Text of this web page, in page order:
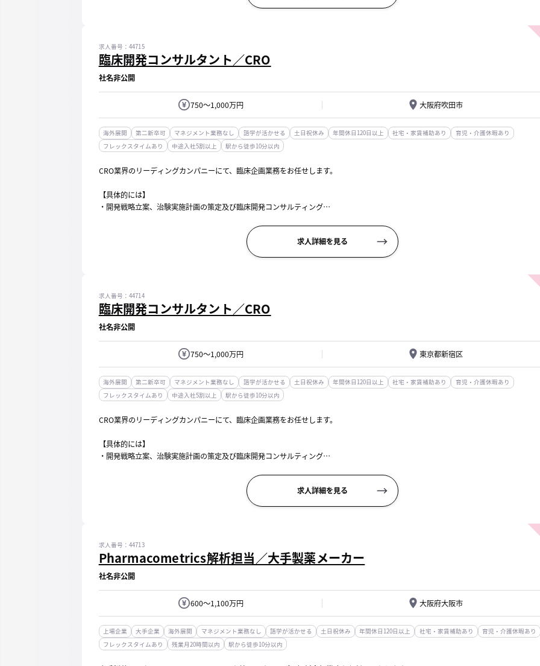
・フレックスタイム制（コアタイム/11：00～14：00）、もしくはみなし労働時間...
臨床開発コンサルタント／CRO
求人番号：44715
社名非公開
大阪府吹田市
750～1,000万円
海外展開 第二新卒可 マネジメント業務なし 語学が活かせる 土日祝休み 年間休日120日以上 社宅・家賃補助あり
育児・介護休暇あり
フレックスタイムあり
中途入社5割以上 駅から徒歩10分以内
CRO業界のリーディングカンパニーにて、臨床企画業務をお任せします。
【具体的には】
・開発戦略立案、治験実施計画の策定及び臨床開発コンサルティング
・フレックスタイム制（コアタイム/11：00～14：00）、もしくはみなし労働時間...
求人詳細を見る
臨床開発コンサルタント／CRO
求人番号：44714
社名非公開
東京都新宿区
750～1,000万円
海外展開 第二新卒可 マネジメント業務なし 語学が活かせる 土日祝休み 年間休日120日以上 社宅・家賃補助あり
育児・介護休暇あり
フレックスタイムあり
中途入社5割以上 駅から徒歩10分以内
CRO業界のリーディングカンパニーにて、臨床企画業務をお任せします。
【具体的には】
・開発戦略立案、治験実施計画の策定及び臨床開発コンサルティング
・フレックスタイム制（コアタイム/11：00～14：00）、もしくはみなし労働時間...
求人詳細を見る
Pharmacometrics解析担当／大手製薬メーカー
求人番号：44713
社名非公開
大阪府大阪市
600～1,100万円
上場企業 大手企業 海外展開 マネジメント業務なし 語学が活かせる 土日祝休み 年間休日120日以上 社宅・家賃補助あり
育児・介護休暇あり
フレックスタイムあり
残業月20時間以内 駅から徒歩10分以内